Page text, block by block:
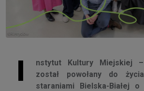
I
nstytut Kultury Miejskiej
został powołany do
staraniami Bielska-Białej o